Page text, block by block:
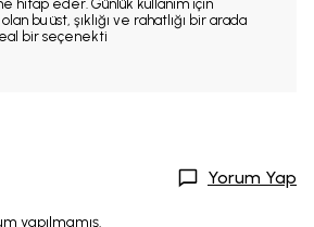
hitap eder. Günlük kullanım için
bu üst, şıklığı ve rahatlığı bir arada
bir seçenekti
Yorum Yap
yapılmamış.